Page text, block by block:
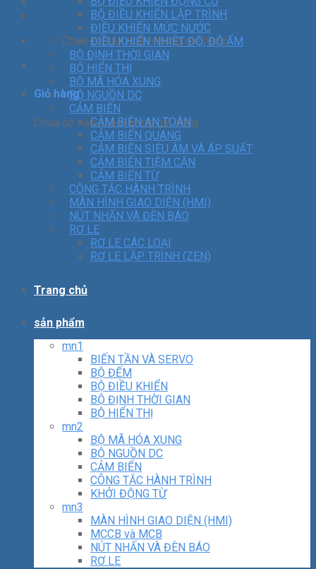
Chưa có sản phẩm trong giỏ hàng.
Giỏ hàng
Chưa có sản phẩm trong giỏ hàng.
BỘ ĐIỀU KHIỂN LẬP TRÌNH
ĐIỀU KHIỂN MỨC NƯỚC
ĐIỀU KHIỂN NHIỆT ĐỘ, ĐỘ ẨM
BỘ ĐỊNH THỜI GIAN
BỘ HIỂN THỊ
BỘ MÃ HÓA XUNG
BỘ NGUỒN DC
CẢM BIẾN
CẢM BIẾN AN TOÀN
CẢM BIẾN QUANG
CẢM BIẾN SIÊU ÂM VÀ ÁP SUẤT
CẢM BIẾN TIỆM CẬN
CẢM BIẾN TỪ
CÔNG TẮC HÀNH TRÌNH
MÀN HÌNH GIAO DIỆN (HMI)
NÚT NHẤN VÀ ĐÈN BÁO
RƠ LE
RƠ LE CÁC LOẠI
RƠ LE LẬP TRÌNH (ZEN)
Trang chủ
sản phẩm
mn1
BIẾN TẦN VÀ SERVO
BỘ ĐẾM
BỘ ĐIỀU KHIỂN
BỘ ĐỊNH THỜI GIAN
BỘ HIỂN THỊ
mn2
BỘ MÃ HÓA XUNG
BỘ NGUỒN DC
CẢM BIẾN
CÔNG TẮC HÀNH TRÌNH
KHỞI ĐỘNG TỪ
mn3
MÀN HÌNH GIAO DIỆN (HMI)
MCCB và MCB
NÚT NHẤN VÀ ĐÈN BÁO
RƠ LE